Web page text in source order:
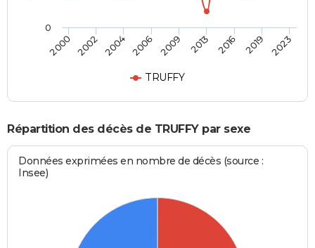
TRUFFY
2000 2002 2004 2006 2009 2013 2016 2019 2023
0
Répartition des décès de TRUFFY par sexe
Données exprimées en nombre de décès (source :
Insee)